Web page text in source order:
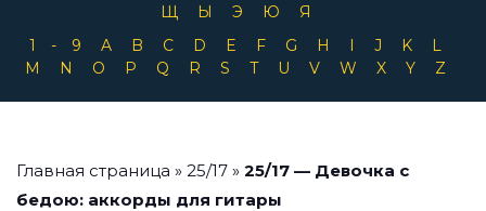
Щ
Ы Э Ю
Я
1-9
A B C D E F G H I J K
L
M
N O P Q R S T U V W X Y Z
Главная страница » 25/17 » 25/17 — Девочка с
бедою: аккорды для гитары